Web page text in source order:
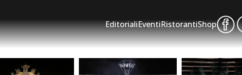
EditorialiEventiRistorantiShop